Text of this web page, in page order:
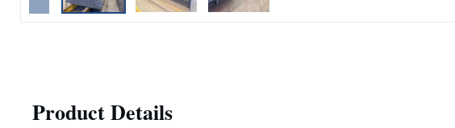
Product Details